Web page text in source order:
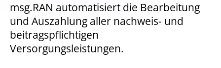
msg.RAN automatisiert die Bearbeitung
und Auszahlung aller nachweis- und
beitragspflichtigen
Versorgungsleistungen.